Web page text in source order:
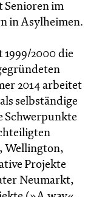
Senioren im
in Asylheimen.
1999/2000 die
2014 arbeitet
selbständige
Schwerpunkte
Wellington,
Projekte
Neumarkt,